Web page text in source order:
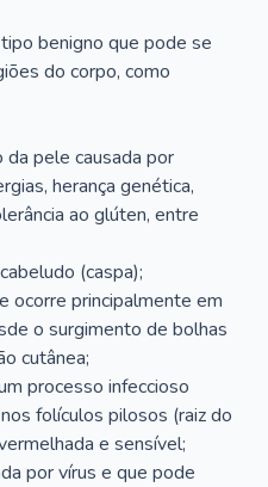
benigno que pode se
do corpo, como
pele causada por
herança genética,
ao glúten, entre
(caspa);
ocorre principalmente em
o surgimento de bolhas
cutânea;
processo infeccioso
folículos pilosos (raiz do
e sensível;
por vírus e que pode